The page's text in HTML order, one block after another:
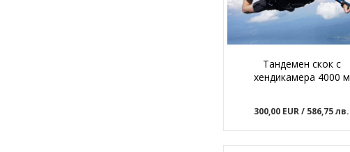
Тандемен скок с
хендикамера 4000 м
300,00 EUR/ 586,75 лв.